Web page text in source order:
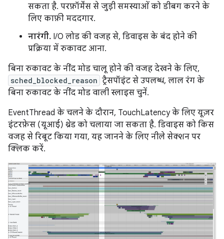
सकता है. परफ़ॉर्मेंस से जुड़ी समस्याओं को डीबग करने के
लिए काफ़ी मददगार.
नारंगी. I/O लोड की वजह से, डिवाइस के बंद होने की
प्रक्रिया में रुकावट आना.
बिना रुकावट के नींद मोड चालू होने की वजह देखने के लिए,
sched_blocked_reason ट्रैसपॉइंट से उपलब्ध, लाल रंग के
बिना रुकावट के नींद मोड वाली स्लाइस चुनें.
EventThread के चलने के दौरान, TouchLatency के लिए यूज़र
इंटरफ़ेस (यूआई) थ्रेड को चलाया जा सकता है. डिवाइस को किस
वजह से रिबूट किया गया, यह जानने के लिए नीले सेक्शन पर
क्लिक करें.